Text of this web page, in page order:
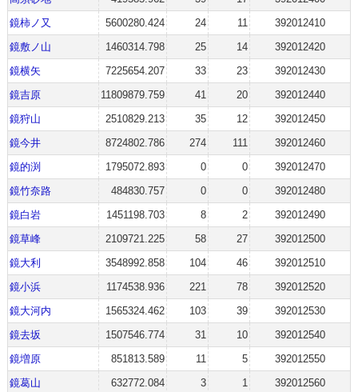
鏡柿ノ又
5600280.424 24 11
392012410
鏡敷ノ山
1460314.798 25 14
392012420
鏡横矢
7225654.207 33 23
392012430
鏡吉原
11809879.759 41 20
392012440
鏡狩山
2510829.213 35 12
392012450
鏡今井
8724802.786 274 111
392012460
鏡的渕
1795072.893 0 0
392012470
鏡竹奈路
484830.757 0 0
392012480
鏡白岩
1451198.703 8 2
392012490
鏡草峰
2109721.225 58 27
392012500
鏡大利
3548992.858 104 46
392012510
鏡小浜
1174538.936 221 78
392012520
鏡大河内
1565324.462 103 39
392012530
鏡去坂
1507546.774 31 10
392012540
鏡増原
851813.589 11 5
392012550
鏡葛山
632772.084 3 1
392012560